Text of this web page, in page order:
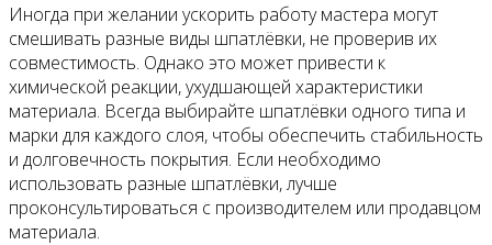
Иногда при желании ускорить работу мастера могут
смешивать разные виды шпатлёвки, не проверив их
совместимость. Однако это может привести к
химической реакции, ухудшающей характеристики
материала. Всегда выбирайте шпатлёвки одного типа и
марки для каждого слоя, чтобы обеспечить стабильность
и долговечность покрытия. Если необходимо
использовать разные шпатлёвки, лучше
проконсультироваться с производителем или продавцом
материала.